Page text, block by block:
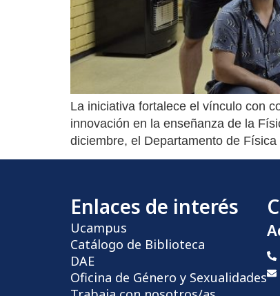
La iniciativa fortalece el vínculo con
innovación en la enseñanza de la
diciembre, el Departamento de
Enlaces de interés
Ucampus
Catálogo de Biblioteca
DAE
Oficina de Género y Sexualidades